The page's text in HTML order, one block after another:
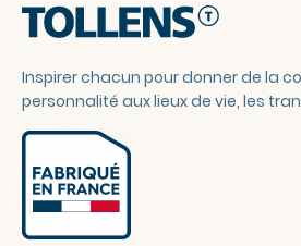
Inspirer chacun pour donner de la
personnalité aux lieux de vie, les